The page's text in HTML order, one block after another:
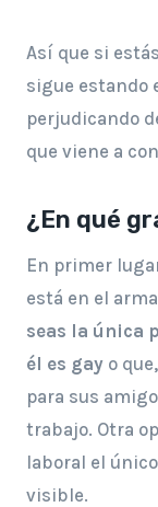
Así que si
sigue estando
perjudicando
que viene a
¿En qué
En primer
está en el
seas la única
él es gay o
para sus
trabajo. Otra
laboral el
visible.